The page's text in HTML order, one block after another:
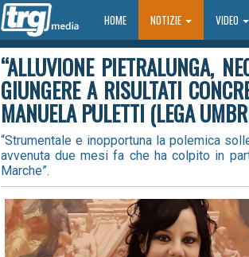
HOMEHOME NOTIZIE VIDEO
“ALLUVIONE PIETRALUNGA,
GIUNGERE A RISULTATI
MANUELA PULETTI (LEGA
“Strumentale e inopportuna la polemica
avvenuta due mesi fa che ha colpito in
Marche”.